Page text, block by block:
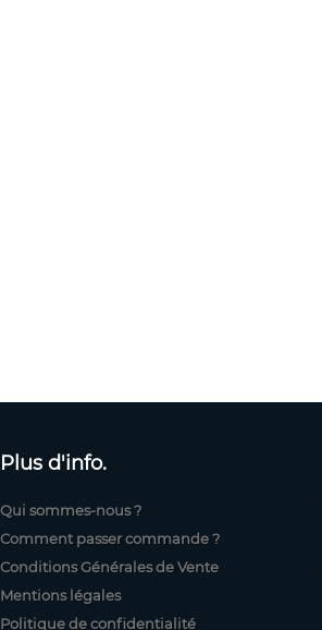
Plus d'info.
Qui sommes-nous ?
Comment passer commande ?
Conditions Générales de Vente
Mentions légales
Politique de confidentialité